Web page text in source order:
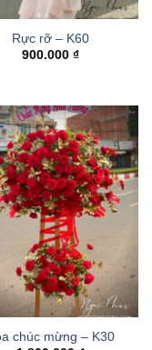
Rực rỡ – K60
900.000 ₫
chúc mừng – K30